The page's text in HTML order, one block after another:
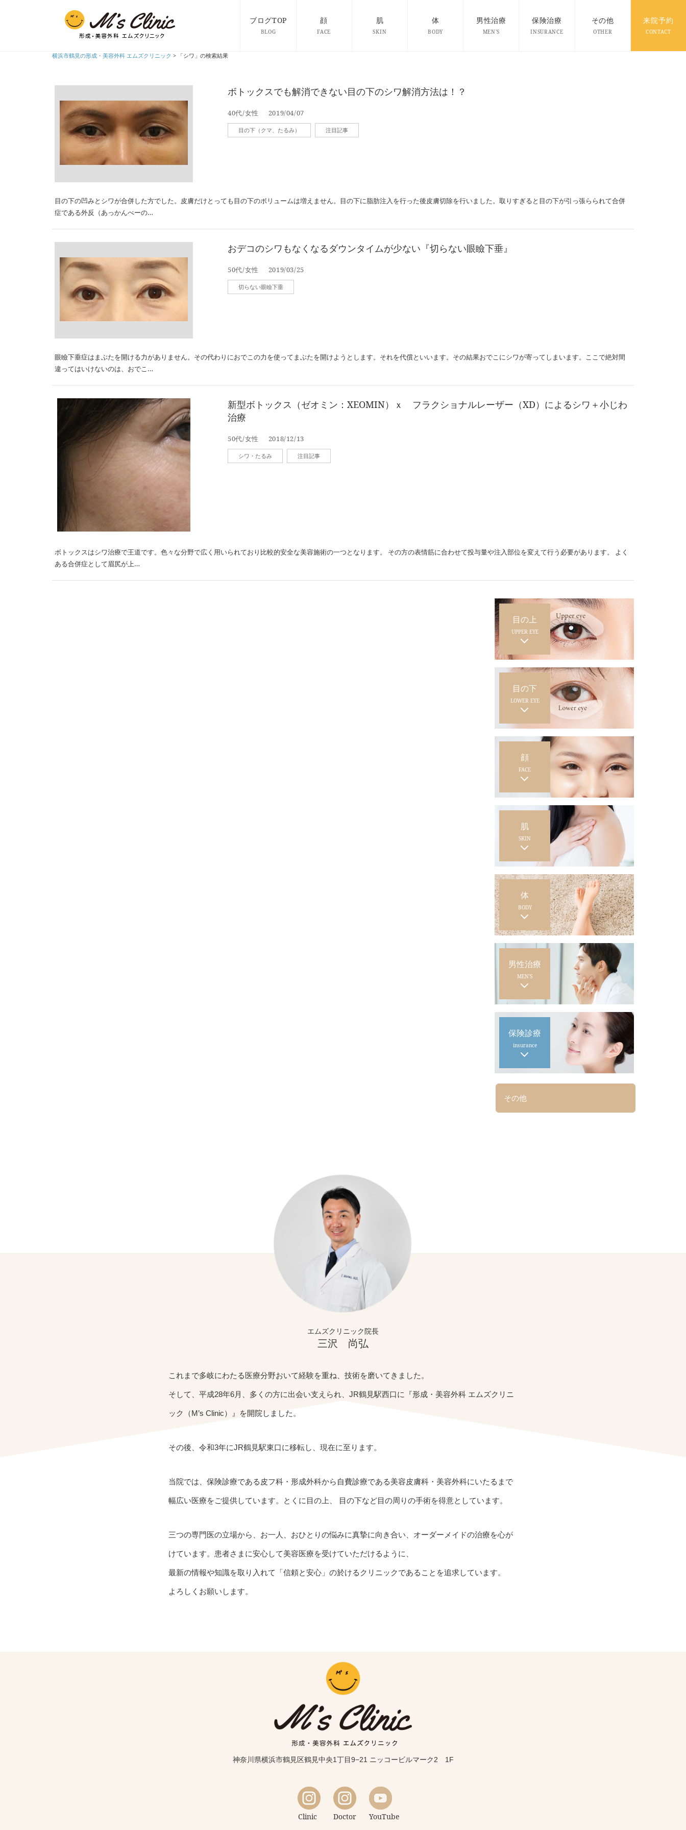
ブログTOP
BLOG
顔
FACE
肌
SKIN
体
BODY
男性治療
MEN'S
保険治療
INSURANCE
その他
OTHER
来院予約
CONTACT
横浜市鶴見の形成・美容外科 エムズクリニック > 「シワ」の検索結果
ボトックスでも解消できない目の下のシワ解消方法は！？
40代/女性 2019/04/07
目の下（クマ、たるみ） 注目記事
目の下の凹みとシワが合併した方でした。皮膚だけとっても目の下のボリュームは増えません。目の下に脂肪注入を行った後皮膚切除を行いました。取りすぎると目の下が引っ張らられて合併
症である外反（あっかんべーの…
おデコのシワもなくなるダウンタイムが少ない『切らない眼瞼下垂』
50代/女性 2019/03/25
切らない眼瞼下垂
眼瞼下垂症はまぶたを開ける力がありません。その代わりにおでこの力を使ってまぶたを開けようとします。それを代償といいます。その結果おでこにシワが寄ってしまいます。ここで絶対間
違ってはいけないのは、おでこ…
新型ボトックス（ゼオミン：XEOMIN）ｘ フラクショナルレーザー（XD）によるシワ＋小じわ
治療
50代/女性 2018/12/13
シワ・たるみ 注目記事
ボトックスはシワ治療で王道です。色々な分野で広く用いられており比較的安全な美容施術の一つとなります。 その方の表情筋に合わせて投与量や注入部位を変えて行う必要があります。 よく
ある合併症として眉尻が上…
目の上
UPPER EYE
目の下
LOWER EYE
顔
FACE
肌
SKIN
体
BODY
男性治療
MEN'S
保険診療
insurance
その他
エムズクリニック院長
三沢 尚弘
これまで多岐にわたる医療分野おいて経験を重ね、技術を磨いてきました。
そして、平成28年6月、多くの方に出会い支えられ、JR鶴見駅西口に『形成・美容外科 エムズクリニ
ック（M’s Clinic）』を開院しました。
その後、令和3年にJR鶴見駅東口に移転し、現在に至ります。
当院では、保険診療である皮フ科・形成外科から自費診療である美容皮膚科・美容外科にいたるまで
幅広い医療をご提供しています。とくに目の上、 目の下など目の周りの手術を得意としています。
三つの専門医の立場から、お一人、おひとりの悩みに真摯に向き合い、オーダーメイドの治療を心が
けています。患者さまに安心して美容医療を受けていただけるように、
最新の情報や知識を取り入れて「信頼と安心」の於けるクリニックであることを追求しています。
よろしくお願いします。
神奈川県横浜市鶴見区鶴見中央1丁目9−21 ニッコービルマーク2 1F
Clinic Doctor YouTube